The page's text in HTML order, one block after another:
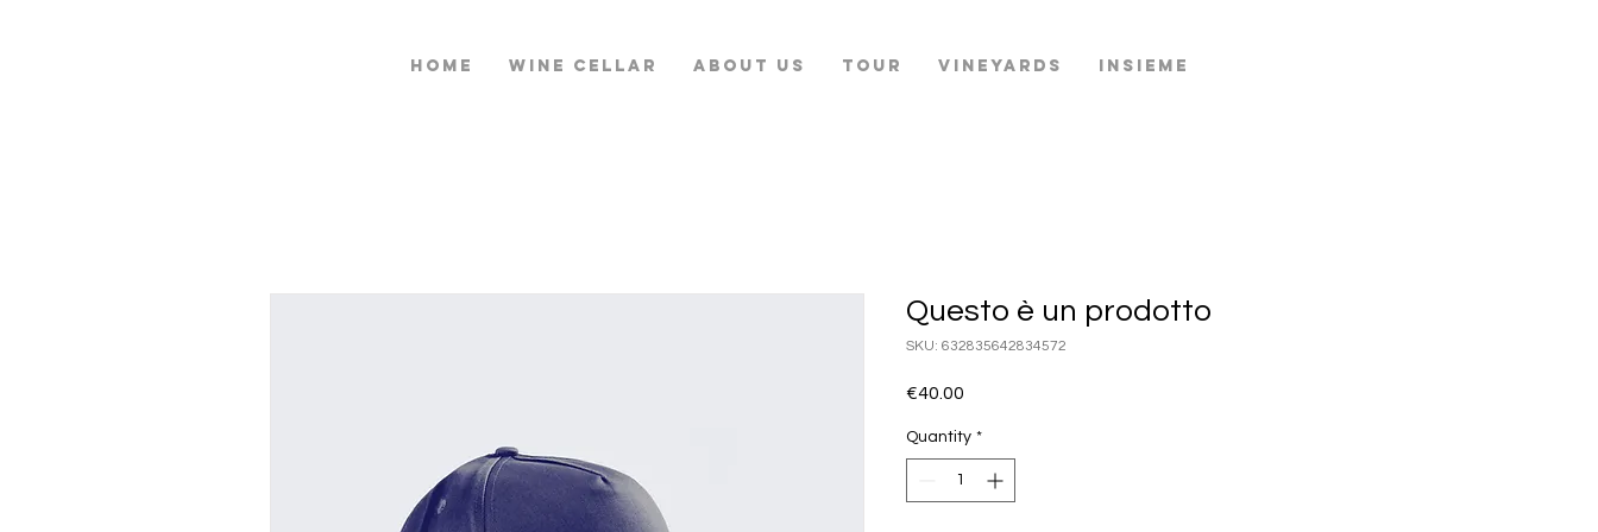
HOME WINE CELLAR ABOUT US TOUR VINEYARDS Insieme
Questo è un prodotto
SKU: 632835642834572
€40.00
Quantity *